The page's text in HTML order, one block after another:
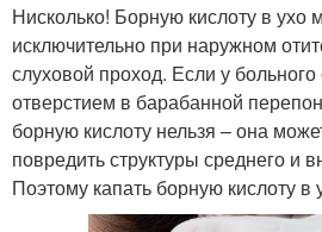
Нисколько! Борную кислоту в ухо
исключительно при наружном
слуховой проход. Если у больного
отверстием в барабанной
борную кислоту нельзя – она
повредить структуры среднего и
Поэтому капать борную кислоту в